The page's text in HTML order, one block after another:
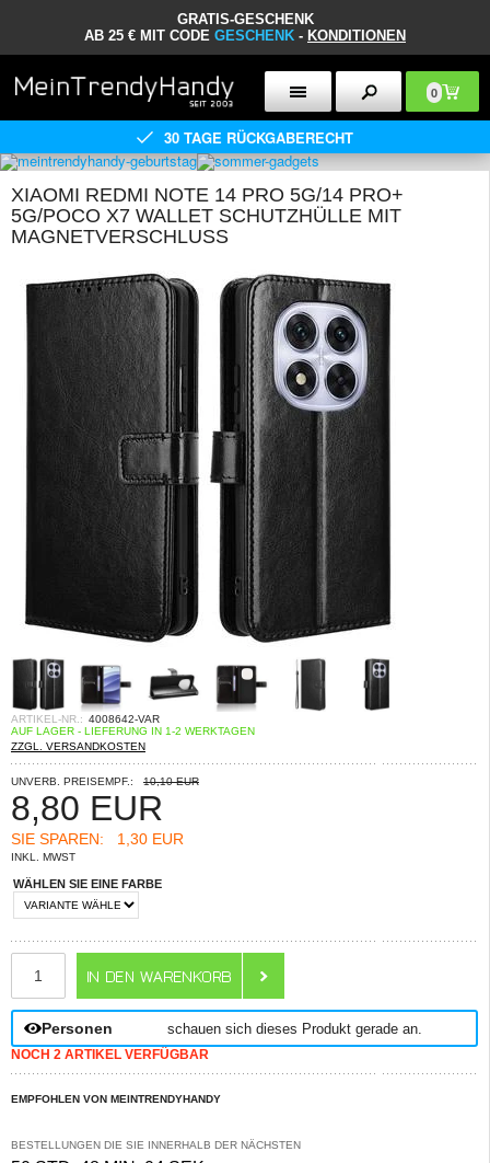
GRATIS-GESCHENK
AB 25 € MIT CODE GESCHENK - KONDITIONEN
0
30 TAGE RÜCKGABERECHT
XIAOMI REDMI NOTE 14 PRO 5G/14 PRO+
5G/POCO X7 WALLET SCHUTZHÜLLE MIT
MAGNETVERSCHLUSS
ARTIKEL-NR.: 4008642-VAR
AUF LAGER - LIEFERUNG IN 1-2 WERKTAGEN
ZZGL. VERSANDKOSTEN
UNVERB. PREISEMPF.: 10,10 EUR
8,80 EUR
SIE SPAREN: 1,30 EUR
INKL. MWST
WÄHLEN SIE EINE FARBE
Personen schauen sich dieses Produkt gerade an.
NOCH 2 ARTIKEL VERFÜGBAR
EMPFOHLEN VON MEINTRENDYHANDY
BESTELLUNGEN DIE SIE INNERHALB DER NÄCHSTEN